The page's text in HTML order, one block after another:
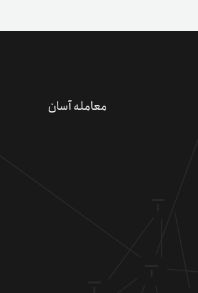
معامله آسان